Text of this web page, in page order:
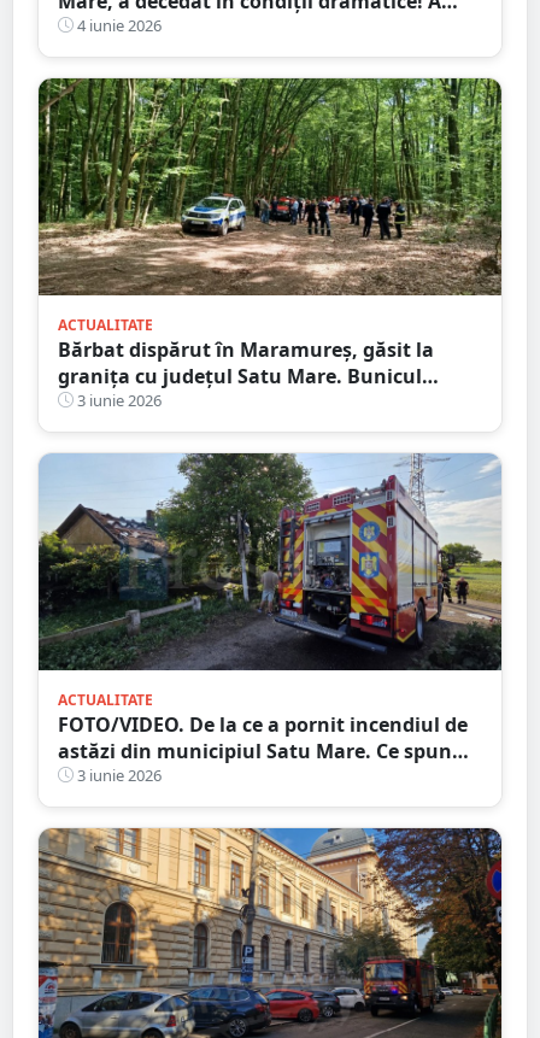
murit la doar 38 de ani
4 iunie 2026
ACTUALITATE
Bărbat dispărut în Maramureș, găsit la
granița cu județul Satu Mare. Bunicul
plecase la căutat de ciuperci
3 iunie 2026
ACTUALITATE
FOTO/VIDEO. De la ce a pornit incendiul de
astăzi din municipiul Satu Mare. Ce spun
pompierii
3 iunie 2026